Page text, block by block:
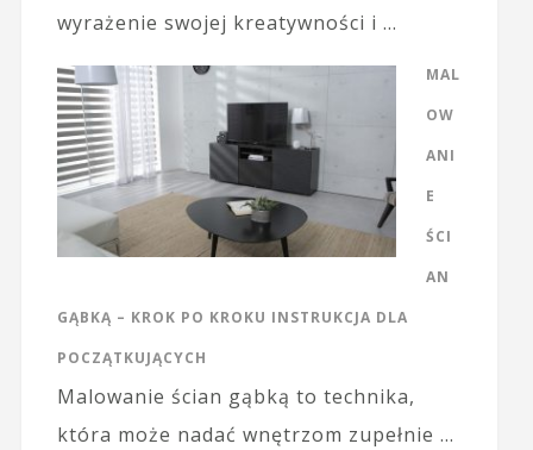
wyrażenie swojej kreatywności i …
MAL
OW
ANI
E
ŚCI
AN
GĄBKĄ – KROK PO KROKU INSTRUKCJA DLA
POCZĄTKUJĄCYCH
Malowanie ścian gąbką to technika,
która może nadać wnętrzom zupełnie …